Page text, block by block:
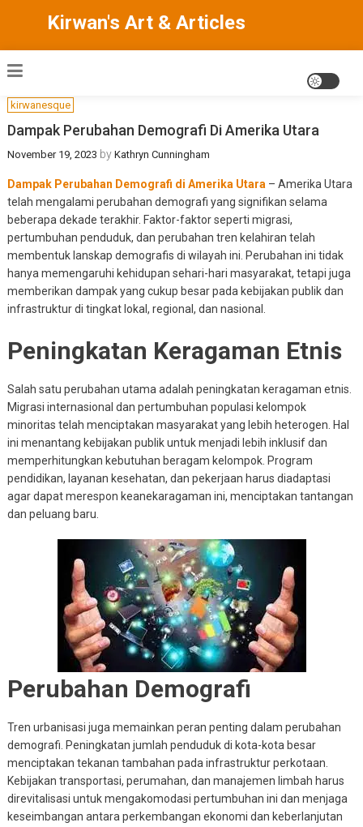
Kirwan's Art & Articles
kirwanesque
Dampak Perubahan Demografi Di Amerika Utara
November 19, 2023 by Kathryn Cunningham
Dampak Perubahan Demografi di Amerika Utara – Amerika Utara
telah mengalami perubahan demografi yang signifikan selama
beberapa dekade terakhir. Faktor-faktor seperti migrasi,
pertumbuhan penduduk, dan perubahan tren kelahiran telah
membentuk lanskap demografis di wilayah ini. Perubahan ini tidak
hanya memengaruhi kehidupan sehari-hari masyarakat, tetapi juga
memberikan dampak yang cukup besar pada kebijakan publik dan
infrastruktur di tingkat lokal, regional, dan nasional.
Peningkatan Keragaman Etnis
Salah satu perubahan utama adalah peningkatan keragaman etnis.
Migrasi internasional dan pertumbuhan populasi kelompok
minoritas telah menciptakan masyarakat yang lebih heterogen. Hal
ini menantang kebijakan publik untuk menjadi lebih inklusif dan
memperhitungkan kebutuhan beragam kelompok. Program
pendidikan, layanan kesehatan, dan pekerjaan harus diadaptasi
agar dapat merespon keanekaragaman ini, menciptakan tantangan
dan peluang baru.
Perubahan Demografi
Tren urbanisasi juga memainkan peran penting dalam perubahan
demografi. Peningkatan jumlah penduduk di kota-kota besar
menciptakan tekanan tambahan pada infrastruktur perkotaan.
Kebijakan transportasi, perumahan, dan manajemen limbah harus
direvitalisasi untuk mengakomodasi pertumbuhan ini dan menjaga
keseimbangan antara perkembangan ekonomi dan keberlanjutan